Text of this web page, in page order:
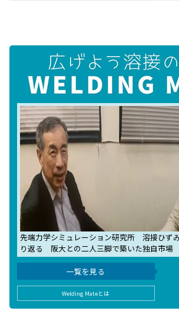
先端力学シミュレーション研究所 溶接ひず
り返る 阪大との二人三脚で築いた独自市場
一覧を見る
Welding Mateとは